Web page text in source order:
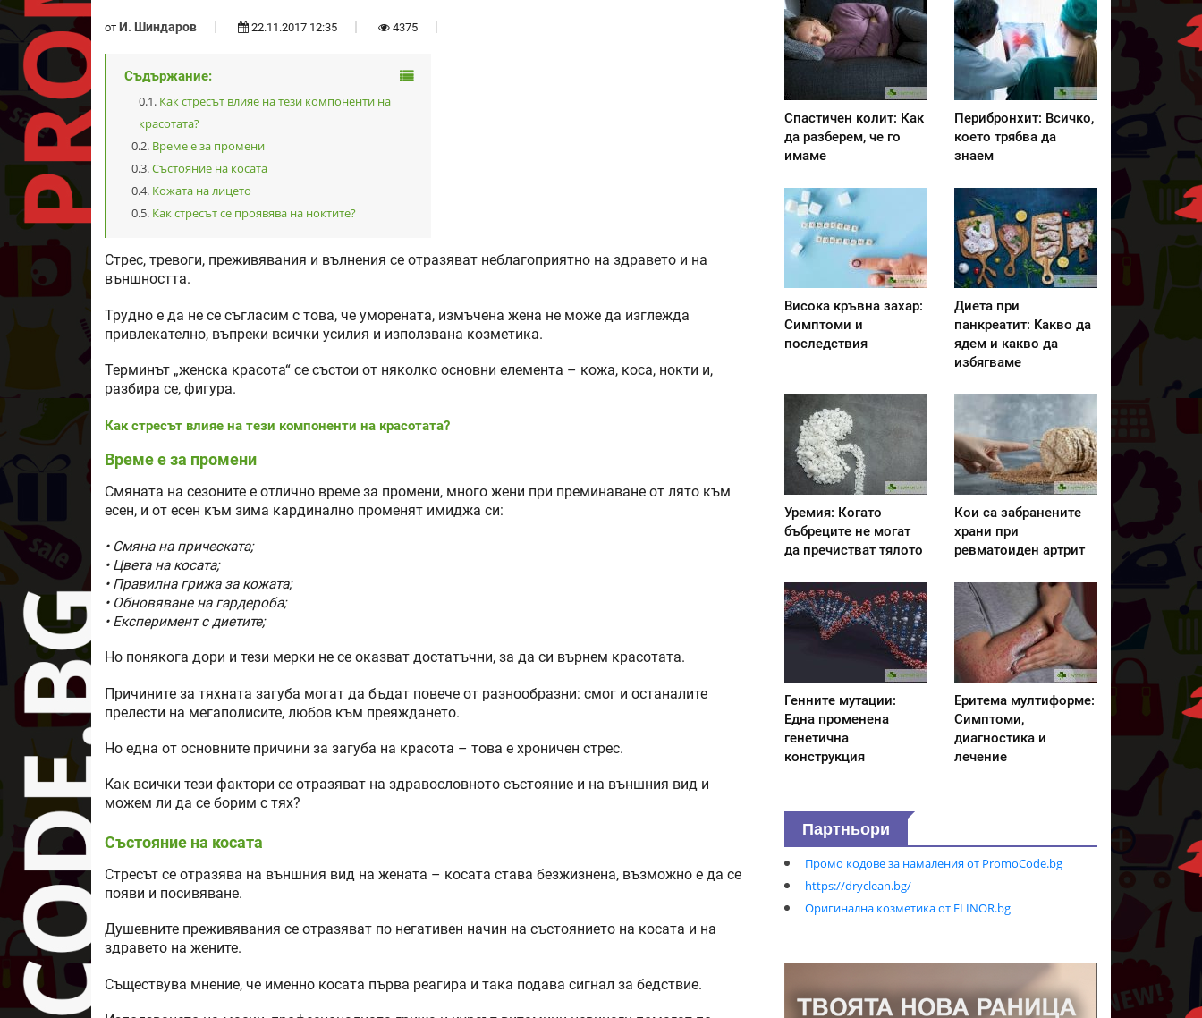
от И. Шиндаров 22.11.2017 12:35 4375
Съдържание:
Как стресът влияе на тези компоненти на
красотата?
Време е за промени
Състояние на косата
Кожата на лицето
Как стресът се проявява на ноктите?
Стрес, тревоги, преживявания и вълнения се отразяват неблагоприятно на здравето и на
външността.
Трудно е да не се съгласим с това, че уморената, измъчена жена не може да изглежда
привлекателно, въпреки всички усилия и използвана козметика.
Терминът „женска красота“ се състои от няколко основни елемента – кожа, коса, нокти и,
разбира се, фигура.
Как стресът влияе на тези компоненти на красотата?
Време е за промени
Смяната на сезоните е отлично време за промени, много жени при преминаване от лято към
есен, и от есен към зима кардинално променят имиджа си:
• Смяна на прическата;
• Цвета на косата;
• Правилна грижа за кожата;
• Обновяване на гардероба;
• Експеримент с диетите;
Но понякога дори и тези мерки не се оказват достатъчни, за да си върнем красотата.
Причините за тяхната загуба могат да бъдат повече от разнообразни: смог и останалите
прелести на мегаполисите, любов към преяждането.
Но една от основните причини за загуба на красота – това е хроничен стрес.
Как всички тези фактори се отразяват на здравословното състояние и на външния вид и
можем ли да се борим с тях?
Състояние на косата
Стресът се отразява на външния вид на жената – косата става безжизнена, възможно е да се
появи и посивяване.
Душевните преживявания се отразяват по негативен начин на състоянието на косата и на
здравето на жените.
Съществува мнение, че именно косата първа реагира и така подава сигнал за бедствие.
Спастичен колит: Как
да разберем, че го
имаме
Перибронхит: Всичко,
което трябва да
знаем
Висока кръвна захар:
Симптоми и
последствия
Диета при
панкреатит: Kакво да
ядем и какво да
избягваме
Уремия: Когато
бъбреците не могат
да пречистват тялото
Кои са забранените
храни при
ревматоиден артрит
Генните мутации:
Една променена
генетична
конструкция
Еритема мултиформе:
Симптоми,
диагностика и
лечение
Партньори
Промо кодове за намаления от PromoCode.bg
https://dryclean.bg/
Оригинална козметика от ELINOR.bg